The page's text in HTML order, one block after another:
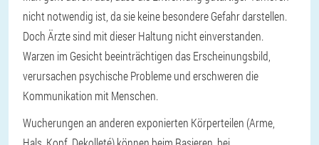
nicht notwendig ist, da sie keine besondere Gefahr darstellen.
Doch Ärzte sind mit dieser Haltung nicht einverstanden.
Warzen im Gesicht beeinträchtigen das Erscheinungsbild,
verursachen psychische Probleme und erschweren die
Kommunikation mit Menschen.
Wucherungen an anderen exponierten Körperteilen (Arme,